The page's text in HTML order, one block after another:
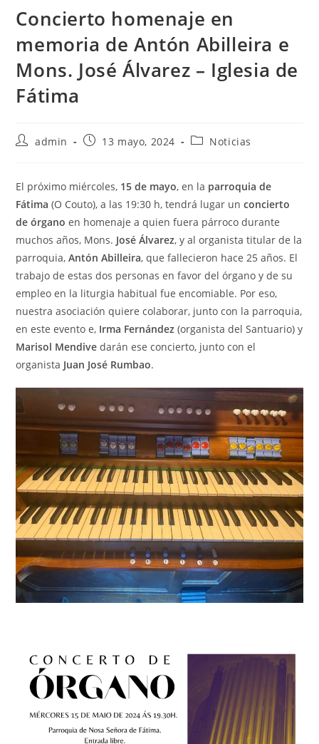
Concierto homenaje en
memoria de Antón Abilleira e
Mons. José Álvarez – Iglesia de
Fátima
Autor
entrada:
admin
Publicación
entrada:
13 mayo, 2024
Categoría
entrada:
Noticias
El próximo miércoles, 15 de mayo, en la parroquia de
Fátima (O Couto), a las 19:30 h, tendrá lugar unconcierto
de órgano en homenaje a quien fuera párroco durante
muchos años, Mons. José Álvarez, y al organista titular de la
parroquia,Antón Abilleira, que fallecieron hace 25 años. El
trabajo de estas dos personas en favor del órgano y de su
empleo en la liturgia habitual fue encomiable. Por eso,
nuestra asociación quiere colaborar, junto con la parroquia,
en este evento e, Irma Fernández (organista del Santuario) y
Marisol Mendive darán ese concierto, junto con el
organista Juan José Rumbao.